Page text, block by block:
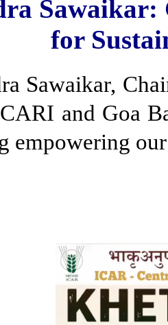
for
Sawaikar,
and Goa
empowering